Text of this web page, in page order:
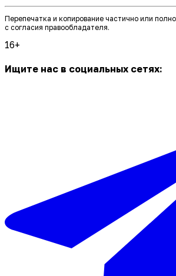
Перепечатка и копирование частично или
с согласия правообладателя.
16+
Ищите нас в социальных сетях: